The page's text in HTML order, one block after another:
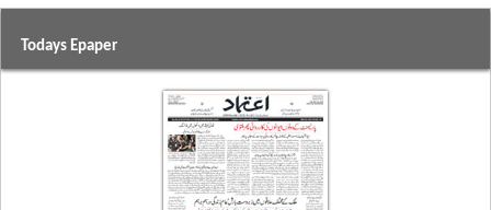
Todays Epaper